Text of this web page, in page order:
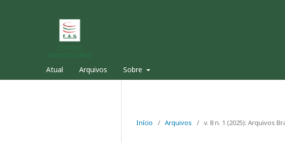
Atual Arquivos Sobre
Início / Arquivos / v. 8 n. 1 (2025): Arquivos